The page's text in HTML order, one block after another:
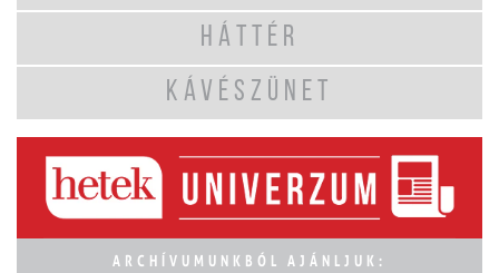
HÁTTÉR
KÁVÉSZÜNET
ARCHÍVUMUNKBÓL AJÁNLJUK: